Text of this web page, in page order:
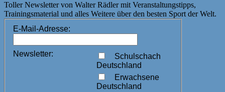
Toller Newsletter von Walter Rädler mit Veranstaltungstipps,
Trainingsmaterial und alles Weitere über den besten Sport der Welt.
E-Mail-Adresse:
Newsletter:
Schulschach
Deutschland
Erwachsene
Deutschland